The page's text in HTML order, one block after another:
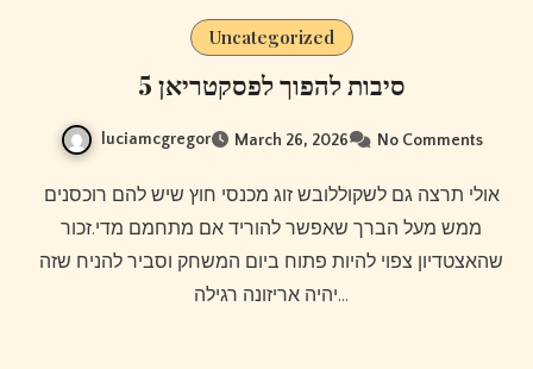
Uncategorized
5 סיבות להפוך לפסקטריאן
luciamcgregor March 26, 2026 No Comments
אולי תרצה גם לשקוללובש זוג מכנסי חוץ שיש להם רוכסנים
ממש מעל הברך שאפשר להוריד אם מתחמם מדי.זכור
שהאצטדיון צפוי להיות פתוח ביום המשחק וסביר להניח שזה
יהיה אריזונה רגילה…